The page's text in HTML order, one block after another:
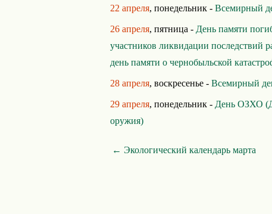
22 апреля, понедельник - Всемирный
26 апреля, пятница - День памяти
участников ликвидации последствий
день памяти о чернобыльской
28 апреля, воскресенье - Всемирный
29 апреля, понедельник - День ОЗХО
оружия)
← Экологический календарь марта